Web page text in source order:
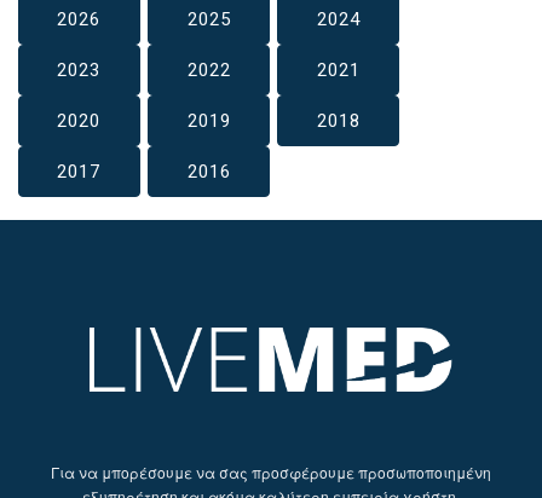
2026 2025 2024
2023 2022 2021
2020 2019 2018
2017 2016
Για να μπορέσουμε να σας προσφέρουμε προσωποποιημένη